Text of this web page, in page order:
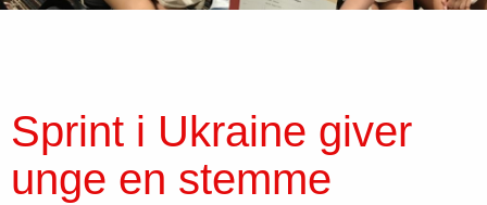
Sprint i Ukraine giver
unge en stemme